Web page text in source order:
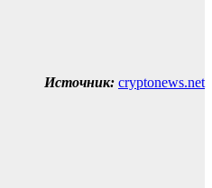
Источник: cryptonews.net